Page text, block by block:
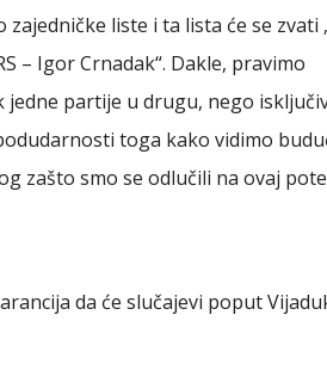
liste i ta lista će se zvati
– Igor Crnadak“. Dakle, pravimo
partije u drugu, nego
toga kako vidimo
zašto smo se odlučili na ovaj
da će slučajevi poput